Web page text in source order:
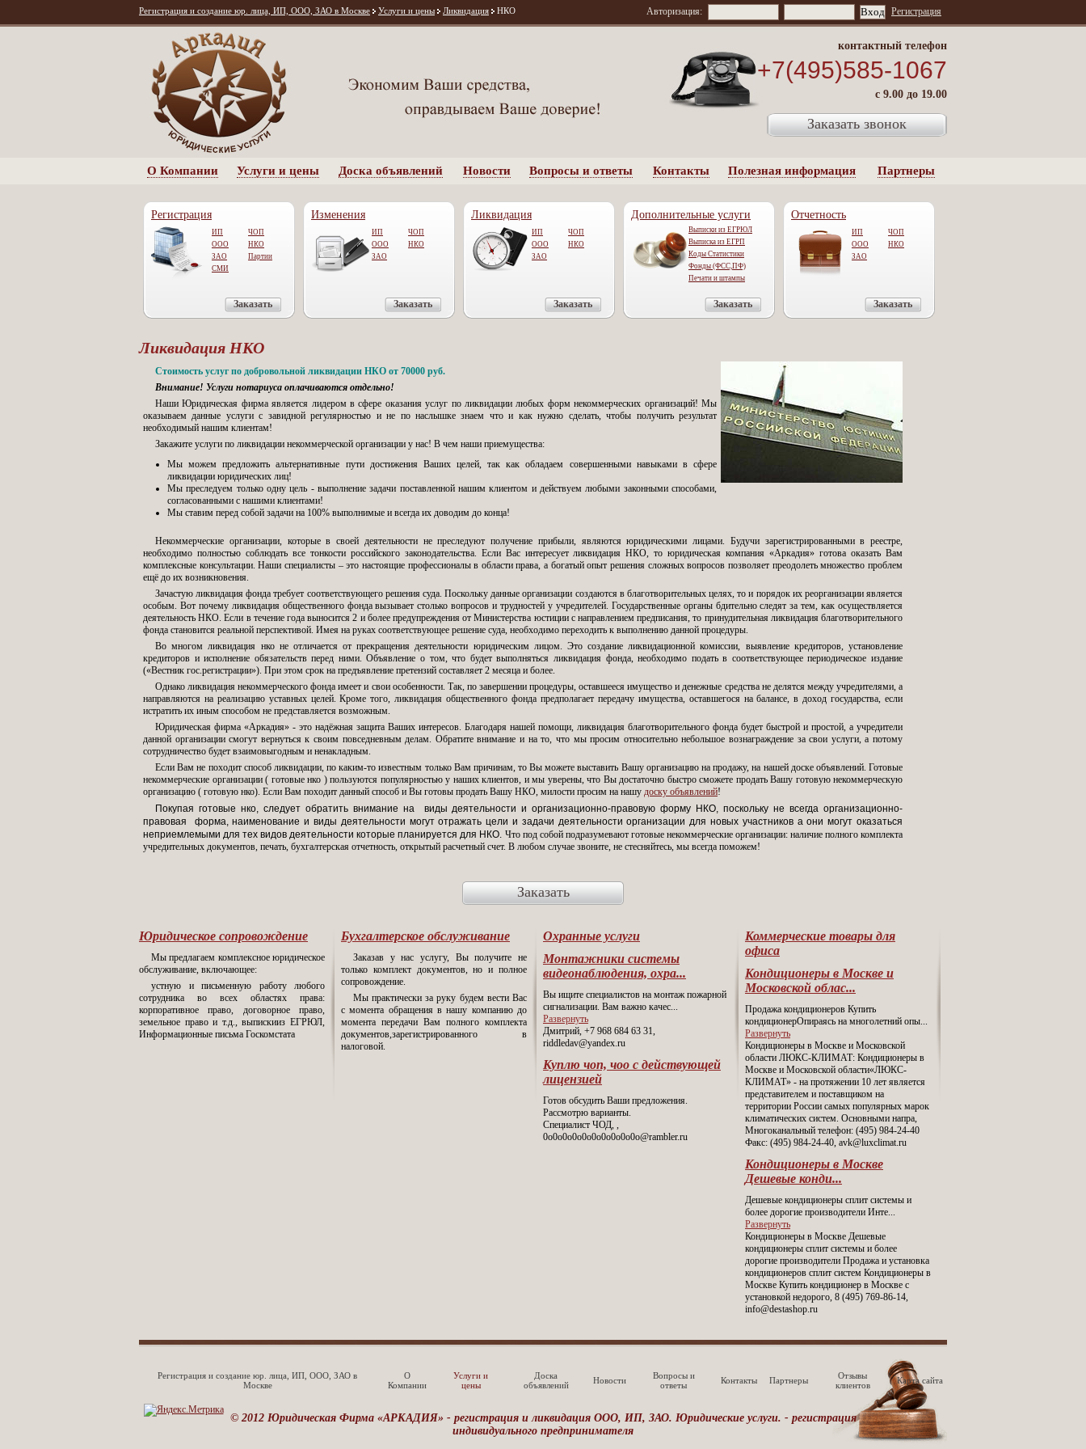
Регистрация и создание юр. лица, ИП, ООО, ЗАО в Москве Услуги и цены Ликвидация НКО Авторизация: Регистрация
контактный телефон
+7(495)585-1067
с 9.00 до 19.00
Заказать звонок
О Компании Услуги и цены Доска объявлений Новости Вопросы и ответы Контакты Полезная информация Партнеры
Регистрация
ИП
ЧОП
ООО
НКО
ЗАО
Партии
СМИ
Заказать
Изменения
ИП
ЧОП
OOO
НКО
ЗАО
Заказать
Ликвидация
ИП
ЧОП
ООО
НКО
ЗАО
Заказать
Дополнительные услуги
Выписки из ЕГРЮЛ
Выписка из ЕГРП
Коды Статистики
Фонды (ФСС,ПФ)
Печати и штампы
Заказать
Отчетность
ИП
ЧОП
ООО
НКО
ЗАО
Заказать
Ликвидация НКО
Стоимость услуг по добровольной ликвидации НКО от 70000 руб.
Внимание! Услуги нотариуса оплачиваются отдельно!
Наши Юридическая фирма является лидером в сфере оказания услуг по ликвидации любых форм некоммерческих организаций! Мы
оказываем данные услуги с завидной регулярностью и не по наслышке знаем что и как нужно сделать, чтобы получить результат
необходимый нашим клиентам!
Закажите услуги по ликвидации некоммерческой организации у нас! В чем наши приемущества:
Мы можем предложить альтернативные пути достижения Ваших целей, так как обладаем совершенными навыками в сфере
ликвидации юридических лиц!
Мы преследуем только одну цель - выполнение задачи поставленной нашим клиентом и действуем любыми законными способами,
согласованными с нашими клиентами!
Мы ставим перед собой задачи на 100% выполнимые и всегда их доводим до конца!
Некоммерческие организации, которые в своей деятельности не преследуют получение прибыли, являются юридическими лицами. Будучи зарегистрированными в реестре,
необходимо полностью соблюдать все тонкости российского законодательства. Если Вас интересует ликвидация НКО, то юридическая компания «Аркадия» готова оказать Вам
комплексные консультации. Наши специалисты – это настоящие профессионалы в области права, а богатый опыт решения сложных вопросов позволяет преодолеть множество проблем
ещё до их возникновения.
Зачастую ликвидация фонда требует соответствующего решения суда. Поскольку данные организации создаются в благотворительных целях, то и порядок их реорганизации является
особым. Вот почему ликвидация общественного фонда вызывает столько вопросов и трудностей у учредителей. Государственные органы бдительно следят за тем, как осуществляется
деятельность НКО. Если в течение года выносится 2 и более предупреждения от Министерства юстиции с направлением предписания, то принудительная ликвидация благотворительного
фонда становится реальной перспективой. Имея на руках соответствующее решение суда, необходимо переходить к выполнению данной процедуры.
Во многом ликвидация нко не отличается от прекращения деятельности юридическим лицом. Это создание ликвидационной комиссии, выявление кредиторов, установление
кредиторов и исполнение обязательств перед ними. Объявление о том, что будет выполняться ликвидация фонда, необходимо подать в соответствующее периодическое издание
(«Вестник гос.регистрации»). При этом срок на предъявление претензий составляет 2 месяца и более.
Однако ликвидация некоммерческого фонда имеет и свои особенности. Так, по завершении процедуры, оставшееся имущество и денежные средства не делятся между учредителями, а
направляются на реализацию уставных целей. Кроме того, ликвидация общественного фонда предполагает передачу имущества, оставшегося на балансе, в доход государства, если
истратить их иным способом не представляется возможным.
Юридическая фирма «Аркадия» - это надёжная защита Ваших интересов. Благодаря нашей помощи, ликвидация благотворительного фонда будет быстрой и простой, а учредители
данной организации смогут вернуться к своим повседневным делам. Обратите внимание и на то, что мы просим относительно небольшое вознаграждение за свои услуги, а потому
сотрудничество будет взаимовыгодным и ненакладным.
Если Вам не походит способ ликвидации, по каким-то известным только Вам причинам, то Вы можете выставить Вашу организацию на продажу, на нашей доске объявлений. Готовые
некоммерческие организации ( готовые нко ) пользуются популярностью у наших клиентов, и мы уверены, что Вы достаточно быстро сможете продать Вашу готовую некоммерческую
организацию ( готовую нко). Если Вам походит данный способ и Вы готовы продать Вашу НКО, милости просим на нашу доску объявлений!
Покупая готовые нко, следует обратить внимание на виды деятельности и организационно-правовую форму НКО, поскольку не всегда организационно-
правовая форма, наименование и виды деятельности могут отражать цели и задачи деятельности организации для новых участников а они могут оказаться
неприемлемыми для тех видов деятельности которые планируется для НКО. Что под собой подразумевают готовые некоммерческие организации: наличие полного комплекта
учредительных документов, печать, бухгалтерская отчетность, открытый расчетный счет. В любом случае звоните, не стесняйтесь, мы всегда поможем!
Заказать
Юридическое сопровождение
Мы предлагаем комплексное юридическое
обслуживание, включающее:
устную и письменную работу любого
сотрудника во всех областях права:
корпоративное право, договорное право,
земельное право и т.д., выпискииз ЕГРЮЛ,
Информационные письма Госкомстата
Бухгалтерское обслуживание
Заказав у нас услугу, Вы получите не
только комплект документов, но и полное
сопровождение.
Мы практически за руку будем вести Вас
с момента обращения в нашу компанию до
момента передачи Вам полного комплекта
документов,зарегистрированного в
налоговой.
Охранные услуги
Монтажники системы
видеонаблюдения, охра...
Вы ищите специалистов на монтаж пожарной
сигнализации. Вам важно качес...
Развернуть
Дмитрий, +7 968 684 63 31,
riddledav@yandex.ru
Куплю чоп, чоо с действующей
лицензией
Готов обсудить Ваши предложения.
Рассмотрю варианты.
Специалист ЧОД, ,
0o0o0o0o0o0o0o0o0o0o@rambler.ru
Коммерческие товары для
офиса
Кондиционеры в Москве и
Московской облас...
Продажа кондиционеров Купить
кондиционерОпираясь на многолетний опы...
Развернуть
Кондиционеры в Москве и Московской
области ЛЮКС-КЛИМАТ: Кондиционеры в
Москве и Московской области«ЛЮКС-
КЛИМАТ» - на протяжении 10 лет является
представителем и поставщиком на
территории России самых популярных марок
климатических систем. Основными напра,
Многоканальный телефон: (495) 984-24-40
Факс: (495) 984-24-40, avk@luxclimat.ru
Кондиционеры в Москве
Дешевые конди...
Дешевые кондиционеры сплит системы и
более дорогие производители Инте...
Развернуть
Кондиционеры в Москве Дешевые
кондиционеры сплит системы и более
дорогие производители Продажа и установка
кондиционеров сплит систем Кондиционеры в
Москве Купить кондиционер в Москве с
установкой недорого, 8 (495) 769-86-14,
info@destashop.ru
Регистрация и создание юр. лица, ИП, ООО, ЗАО в
Москве
О
Компании
Услуги и
цены
Доска
объявлений
Новости
Вопросы и
ответы
Контакты Партнеры
Отзывы
клиентов
Карта сайта
© 2012 Юридическая Фирма «АРКАДИЯ» - регистрация и ликвидация ООО, ИП, ЗАО. Юридические услуги. - регистрация
индивидуального предпринимателя